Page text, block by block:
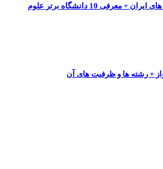
رتبه بندی دانشگاه علوم پزشکی های ایران + معرفی 10 دانشگاه برتر علوم
+ رشته ها و ظرفیت های آن